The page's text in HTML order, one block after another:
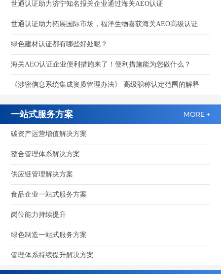
世通认证助力济宁知名报关企业通过海关AEO认证
世通认证助力拓展国际市场，福洋生物喜获海关AEO高级认证
绿色建材认证都有哪些好处呢？
海关AEO认证企业便利措施来了！便利措施能为您做什么？
《涉密信息系统集成资质管理办法》 高级职称认定范围的解释
一站式服务方案 MORE +
碳资产运营增值解决方案
整合管理体系解决方案
供应链管理解决方案
食品企业一站式服务方案
岗位能力持续提升
绿色制造一站式服务方案
管理体系持续提升解决方案